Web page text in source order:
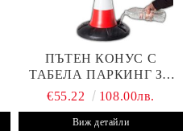
ПЪТЕН КОНУС С
ТАБЕЛА ПАРКИНГ ЗА
КЛИЕНТИ
€55.22 108.00лв.
Виж детайли